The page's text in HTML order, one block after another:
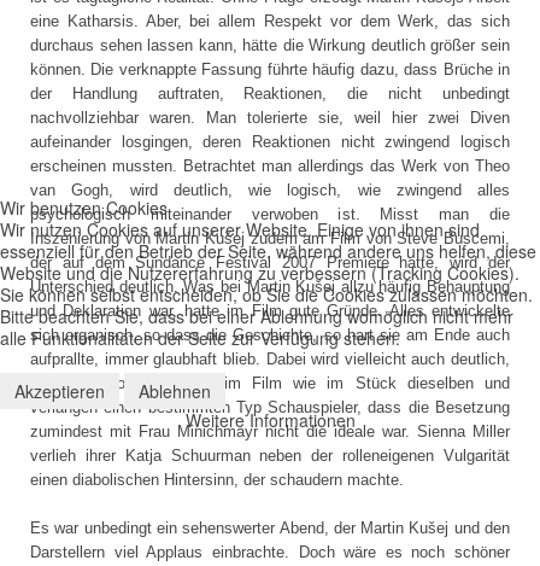
eine Katharsis. Aber, bei allem Respekt vor dem Werk, das sich
durchaus sehen lassen kann, hätte die Wirkung deutlich größer sein
können. Die verknappte Fassung führte häufig dazu, dass Brüche in
der Handlung auftraten, Reaktionen, die nicht unbedingt
nachvollziehbar waren. Man tolerierte sie, weil hier zwei Diven
aufeinander losgingen, deren Reaktionen nicht zwingend logisch
erscheinen mussten. Betrachtet man allerdings das Werk von Theo
van Gogh, wird deutlich, wie logisch, wie zwingend alles
psychologisch miteinander verwoben ist. Misst man die
Inszenierung von Martin Kušej zudem am Film von Steve Buscemi,
der auf dem Sundance Festival 2007 Premiere hatte, wird der
Unterschied deutlich. Was bei Martin Kušej allzu häufig Behauptung
und Deklaration war, hatte im Film gute Gründe. Alles entwickelte
sich organisch, so dass die Geschichte, so hart sie am Ende auch
aufprallte, immer glaubhaft blieb. Dabei wird vielleicht auch deutlich,
denn die Rollen sind ja im Film wie im Stück dieselben und
verlangen einen bestimmten Typ Schauspieler, dass die Besetzung
zumindest mit Frau Minichmayr nicht die ideale war. Sienna Miller
verlieh ihrer Katja Schuurman neben der rolleneigenen Vulgarität
einen diabolischen Hintersinn, der schaudern machte.
Es war unbedingt ein sehenswerter Abend, der Martin Kušej und den
Darstellern viel Applaus einbrachte. Doch wäre es noch schöner
Wir benutzen Cookies
Wir nutzen Cookies auf unserer Website. Einige von ihnen sind
essenziell für den Betrieb der Seite, während andere uns helfen, diese
Website und die Nutzererfahrung zu verbessern (Tracking Cookies).
Sie können selbst entscheiden, ob Sie die Cookies zulassen möchten.
Bitte beachten Sie, dass bei einer Ablehnung womöglich nicht mehr
alle Funktionalitäten der Seite zur Verfügung stehen.
Akzeptieren
Ablehnen
Weitere Informationen